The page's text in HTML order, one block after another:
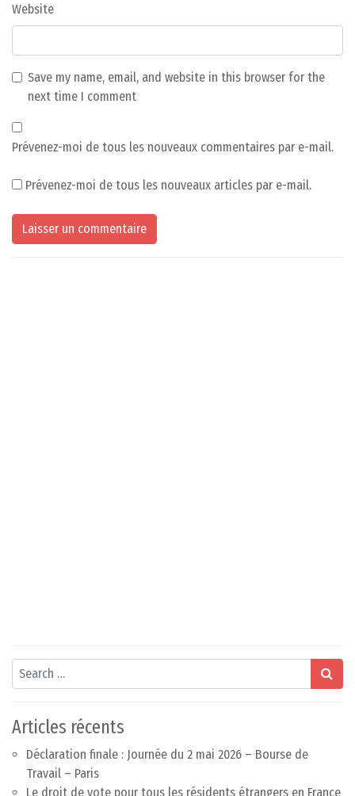
Website
Save my name, email, and website in this browser for the
next time I comment
Prévenez-moi de tous les nouveaux commentaires par e-mail.
Prévenez-moi de tous les nouveaux articles par e-mail.
Search
Articles récents
Déclaration finale : Journée du 2 mai 2026 – Bourse de
Travail – Paris
Le droit de vote pour tous les résidents étrangers en France